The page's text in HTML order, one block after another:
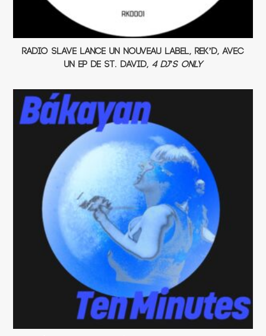
Radio Slave lance un nouveau label, REK’D, avec
un EP de St. David, 4 DJ’s Only